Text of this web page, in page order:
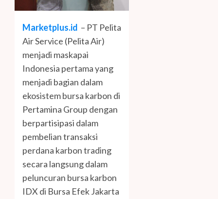
Marketplus.id – PT Pelita
Air Service (Pelita Air)
menjadi maskapai
Indonesia pertama yang
menjadi bagian dalam
ekosistem bursa karbon di
Pertamina Group dengan
berpartisipasi dalam
pembelian transaksi
perdana karbon trading
secara langsung dalam
peluncuran bursa karbon
IDX di Bursa Efek Jakarta